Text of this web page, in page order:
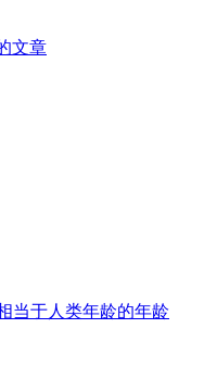
文章
当于人类年龄的年龄